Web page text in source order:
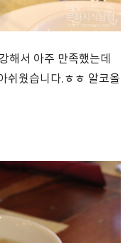
해서 아주 만족했는데
쉬웠습니다.ㅎㅎ 알코올